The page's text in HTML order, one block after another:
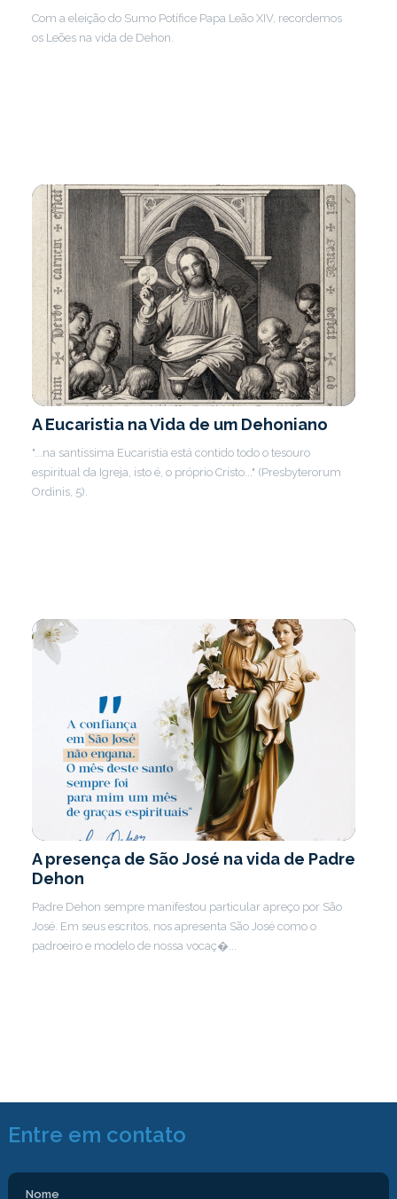
Com a eleição do Sumo Potífice Papa Leão XIV, recordemos
os Leões na vida de Dehon.
A Eucaristia na Vida de um Dehoniano
"...na santíssima Eucaristia está contido todo o tesouro
espiritual da Igreja, isto é, o próprio Cristo..." (Presbyterorum
Ordinis, 5).
A presença de São José na vida de Padre
Dehon
Padre Dehon sempre manifestou particular apreço por São
José. Em seus escritos, nos apresenta São José como o
padroeiro e modelo de nossa vocaç�...
Entre em contato